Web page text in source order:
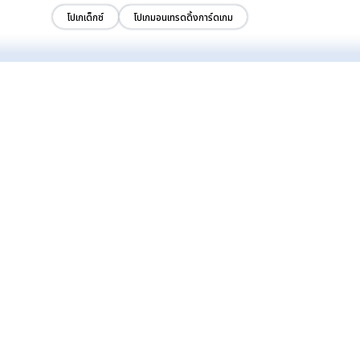
โปเกเด็กซ์ โปเกมอนเทรดดิ้งการ์ดเกม